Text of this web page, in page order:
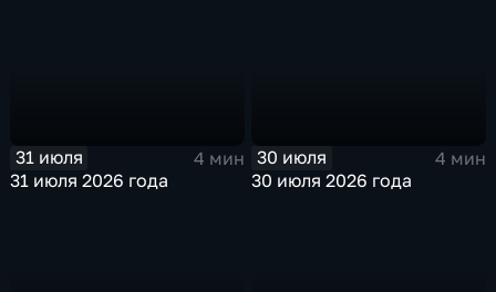
31 июля
4 мин
31 июля 2026 года
30 июля
4 мин
30 июля 2026 года